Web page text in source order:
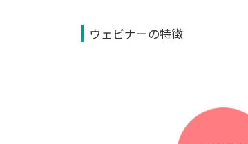
ウェビナーの特徴